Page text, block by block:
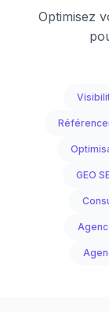
Optimisez
GEO